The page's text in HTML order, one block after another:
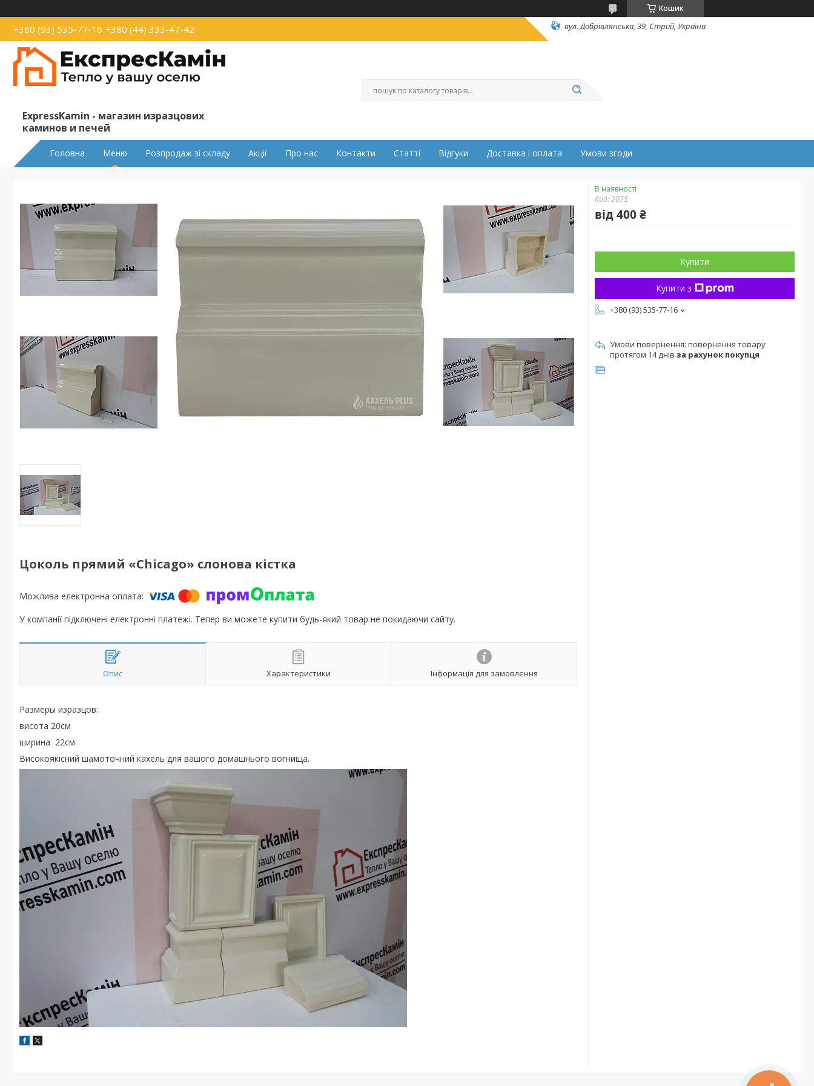
Кошик
+380 (93) 535-77-16 +380 (44) 333-47-42 вул. Добрівлянська, 39, Стрий, Україна
ExpressKamin - магазин изразцових
каминов и печей
Головна Меню Розпродаж зі складу Акції Про нас Контакти Статті Відгуки Доставка і оплата Умови згоди
Цоколь прямий «Chicago» слонова кістка
У компанії підключені електронні платежі. Тепер ви можете купити будь-який товар не покидаючи сайту.
Опис Характеристики Інформація для замовлення
Размеры изразцов:
висота 20см
ширина 22см
Високоякісний шамоточний кахель для вашого домашнього вогнища.
В наявності
Код:2075
від400 ₴
Купити
Купити з
+380 (93) 535-77-16
повернення товару
протягом 14 днів за рахунок покупця